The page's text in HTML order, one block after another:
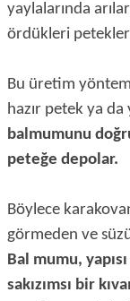
yaylalarında
ördükleri
Bu üretim
hazır petek ya
balmumunu
peteğe depolar.
Böylece
görmeden ve
Bal mumu,
sakızımsı bir